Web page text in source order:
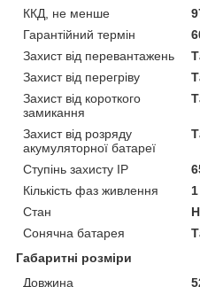
ККД, не менше
Гарантійний термін
Захист від перевантажень
Захист від перегріву
Захист від короткого
замикання
Захист від розряду
акумуляторної батареї
Ступінь захисту IP
Кількість фаз живлення
1
Стан
Сонячна батарея
Габаритні розміри
Довжина